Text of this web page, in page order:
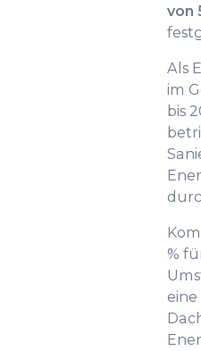
von
Als
im
bis
%
eine